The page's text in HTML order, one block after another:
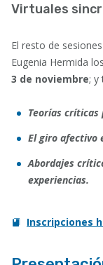
Virtuales
El resto de
Eugenia Hermida los
3 de noviembre; y
Teorías críticas
El giro afectivo
Abordajes
experiencias.
Inscripciones